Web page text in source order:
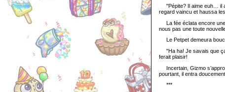
"Pépite? Il aime euh… il
regard vaincu et haussa les
La fée éclata encore une
nous pas une toute
Le Petpet demeura
"Ha ha! Je savais que ça
ferait plaisir!
Incertain, Gizmo
pourtant, il entra
***